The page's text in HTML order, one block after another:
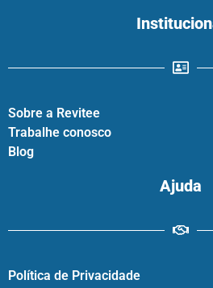
Sobre a Revitee
Trabalhe conosco
Blog
Ajuda
Política de Privacidade